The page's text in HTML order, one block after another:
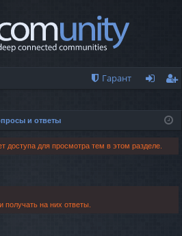
Гарант
ис
и ответы
доступа для просмотра тем в этом разделе.
на них ответы.